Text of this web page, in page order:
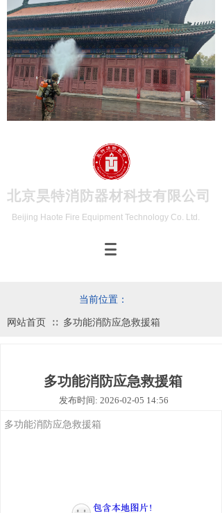
Beijing Haote Fire Equipment Technology Co. Ltd.
北京昊特消防器材科技有限公司
当前位置：
网站首页 ∷ 多功能消防应急救援箱
多功能消防应急救援箱
发布时间: 2026-02-05 14:56
多功能消防应急救援箱